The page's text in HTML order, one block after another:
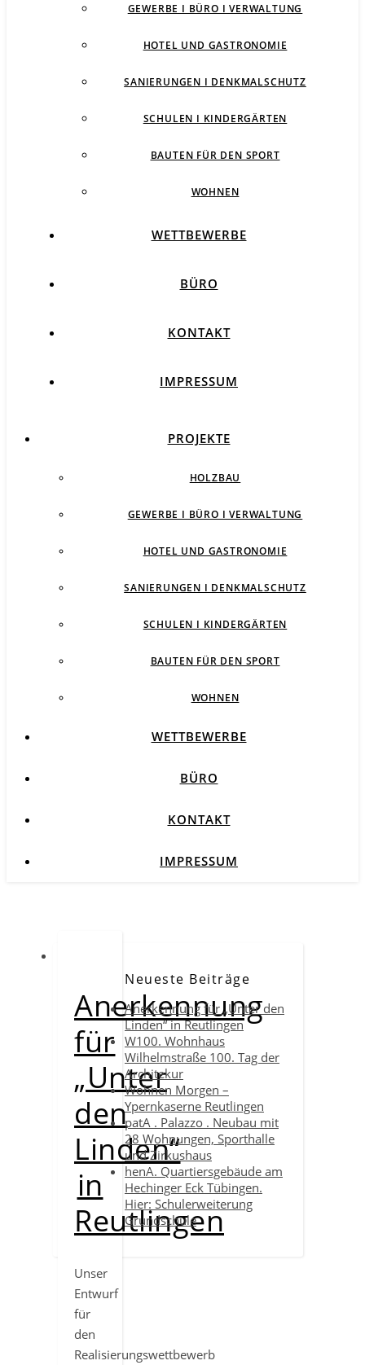
GEWERBE I BÜRO I VERWALTUNG
HOTEL UND GASTRONOMIE
SANIERUNGEN I DENKMALSCHUTZ
SCHULEN I KINDERGÄRTEN
BAUTEN FÜR DEN SPORT
WOHNEN
WETTBEWERBE
BÜRO
KONTAKT
IMPRESSUM
PROJEKTE
HOLZBAU
GEWERBE I BÜRO I VERWALTUNG
HOTEL UND GASTRONOMIE
SANIERUNGEN I DENKMALSCHUTZ
SCHULEN I KINDERGÄRTEN
BAUTEN FÜR DEN SPORT
WOHNEN
WETTBEWERBE
BÜRO
KONTAKT
IMPRESSUM
Anerkennung
für
„Unter
den
Linden“
in
Reutlingen
Unser
Entwurf
für
den
Realisierungswettbewerb
Neueste Beiträge
Anerkennung für „Unter den
Linden“ in Reutlingen
W100. Wohnhaus
Wilhelmstraße 100. Tag der
Architekur
Wohnen Morgen –
Ypernkaserne Reutlingen
patA . Palazzo . Neubau mit
28 Wohnungen, Sporthalle
und Zirkushaus
henA. Quartiersgebäude am
Hechinger Eck Tübingen.
Hier: Schulerweiterung
Grundschule